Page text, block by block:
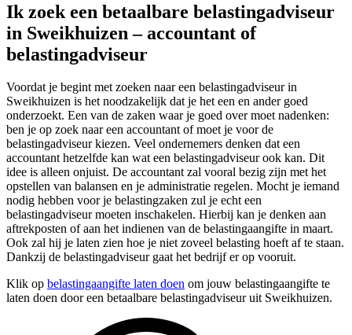
Ik zoek een betaalbare belastingadviseur
in Sweikhuizen – accountant of
belastingadviseur
Voordat je begint met zoeken naar een belastingadviseur in
Sweikhuizen is het noodzakelijk dat je het een en ander goed
onderzoekt. Een van de zaken waar je goed over moet nadenken:
ben je op zoek naar een accountant of moet je voor de
belastingadviseur kiezen. Veel ondernemers denken dat een
accountant hetzelfde kan wat een belastingadviseur ook kan. Dit
idee is alleen onjuist. De accountant zal vooral bezig zijn met het
opstellen van balansen en je administratie regelen. Mocht je iemand
nodig hebben voor je belastingzaken zul je echt een
belastingadviseur moeten inschakelen. Hierbij kan je denken aan
aftrekposten of aan het indienen van de belastingaangifte in maart.
Ook zal hij je laten zien hoe je niet zoveel belasting hoeft af te staan.
Dankzij de belastingadviseur gaat het bedrijf er op vooruit.
Klik op belastingaangifte laten doen om jouw belastingaangifte te
laten doen door een betaalbare belastingadviseur uit Sweikhuizen.